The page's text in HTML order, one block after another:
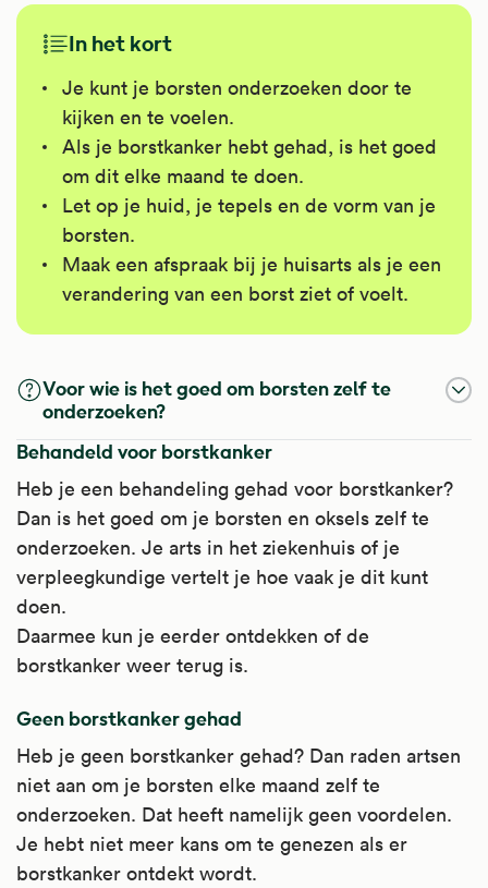
In het kort
Je kunt je borsten onderzoeken door te
kijken en te voelen.
Als je borstkanker hebt gehad, is het goed
om dit elke maand te doen.
Let op je huid, je tepels en de vorm van je
borsten.
Maak een afspraak bij je huisarts als je een
verandering van een borst ziet of voelt.
Voor wie is het goed om borsten zelf te
onderzoeken?
Behandeld voor borstkanker
Heb je een behandeling gehad voor borstkanker?
Dan is het goed om je borsten en oksels zelf te
onderzoeken. Je arts in het ziekenhuis of je
verpleegkundige vertelt je hoe vaak je dit kunt
doen.
Daarmee kun je eerder ontdekken of de
borstkanker weer terug is.
Geen borstkanker gehad
Heb je geen borstkanker gehad? Dan raden artsen
niet aan om je borsten elke maand zelf te
onderzoeken. Dat heeft namelijk geen voordelen.
Je hebt niet meer kans om te genezen als er
borstkanker ontdekt wordt.